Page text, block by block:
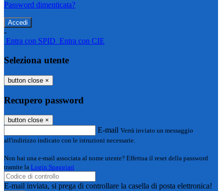
Password dimenticata?
-
Entra con SPID Entra con CIE
Seleziona utente
button close ×
Recupero password
button close ×
E-mail Verrà inviato un messaggio
all'indirizzo indicato con le istruzioni necessarie.
Non hai una e-mail associata al nome utente? Effettua il reset della password
tramite la Login Spaggiari
E-mail inviata, si prega di controllare la casella di posta elettronica!